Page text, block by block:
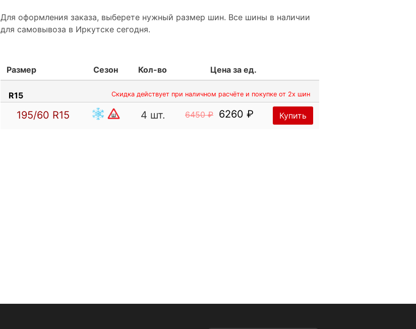
Для оформления заказа, выберете нужный размер шин. Все шины в наличии
для самовывоза в Иркутске сегодня.
Размер Сезон Кол-во Цена за ед.
R15 Скидка действует при наличном расчёте и покупке от 2х шин
195/60 R15 4 шт. 6450 ₽ 6260 ₽ Купить